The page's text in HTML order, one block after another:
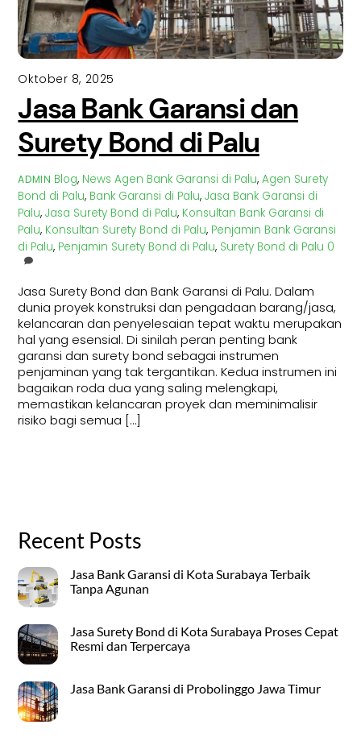
Oktober 8, 2025
Jasa Bank Garansi dan
Surety Bond di Palu
ADMIN Blog, News Agen Bank Garansi di Palu,Agen Surety
Bond di Palu, Bank Garansi di Palu,Jasa Bank Garansi di
Palu,Jasa Surety Bond di Palu, Konsultan Bank Garansi di
Palu, Konsultan Surety Bond di Palu, Penjamin Bank Garansi
di Palu, Penjamin Surety Bond di Palu, Surety Bond di Palu 0
Jasa Surety Bond dan Bank Garansi di Palu. Dalam
dunia proyek konstruksi dan pengadaan barang/jasa,
kelancaran dan penyelesaian tepat waktu merupakan
hal yang esensial. Di sinilah peran penting bank
garansi dan surety bond sebagai instrumen
penjaminan yang tak tergantikan. Kedua instrumen ini
bagaikan roda dua yang saling melengkapi,
memastikan kelancaran proyek dan meminimalisir
risiko bagi semua […]
Recent Posts
Jasa Bank Garansi di Kota Surabaya Terbaik
Tanpa Agunan
Jasa Surety Bond di Kota Surabaya Proses Cepat
Resmi dan Terpercaya
Jasa Bank Garansi di Probolinggo Jawa Timur